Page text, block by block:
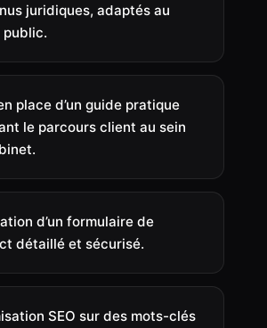
juridiques, adaptés au
public.
place d’un guide pratique
le parcours client au sein
d’un formulaire de
détaillé et sécurisé.
SEO sur des mots-clés